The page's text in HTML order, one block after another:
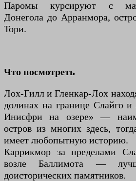
Паромы курсируют с
Донегола до Арранмора,
Тори.
Что посмотреть
Лох-Гилл и Гленкар-Лох
долинах на границе Слайго
Инисфри на озере» —
остров из многих здесь,
имеет любопытную историю.
Каррикмор за пределами
возле Баллимота —
доисторических памятников.